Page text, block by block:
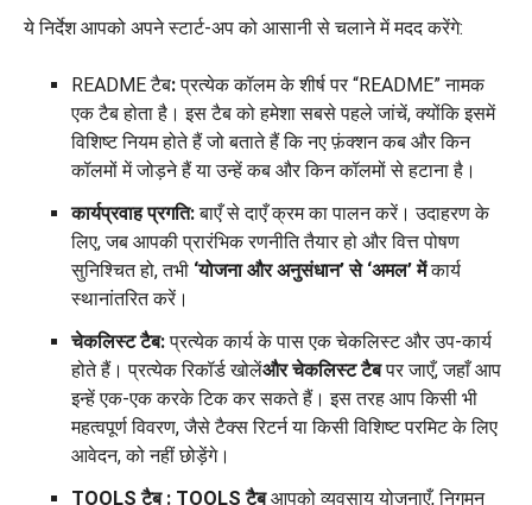
ये निर्देश आपको अपने स्टार्ट-अप को आसानी से चलाने में मदद करेंगे:
README टैब:प्रत्येक कॉलम के शीर्ष पर “README” नामक
एक टैब होता है। इस टैब को हमेशा सबसे पहले जांचें, क्योंकि इसमें
विशिष्ट नियम होते हैं जो बताते हैं कि नए फ़ंक्शन कब और किन
कॉलमों में जोड़ने हैं या उन्हें कब और किन कॉलमों से हटाना है।
कार्यप्रवाह प्रगति:बाएँ से दाएँ क्रम का पालन करें। उदाहरण के
लिए, जब आपकी प्रारंभिक रणनीति तैयार हो और वित्त पोषण
सुनिश्चित हो, तभी ‘योजना और अनुसंधान’ से ‘अमल’ मेंकार्य
स्थानांतरित करें।
चेकलिस्ट टैब:प्रत्येक कार्य के पास एक चेकलिस्ट और उप-कार्य
होते हैं। प्रत्येक रिकॉर्ड खोलेंऔर चेकलिस्ट टैबपर जाएँ, जहाँ आप
इन्हें एक-एक करके टिक कर सकते हैं। इस तरह आप किसी भी
महत्वपूर्ण विवरण, जैसे टैक्स रिटर्न या किसी विशिष्ट परमिट के लिए
आवेदन, को नहीं छोड़ेंगे।
TOOLS टैब : TOOLS टैबआपको व्यवसाय योजनाएँ, निगमन